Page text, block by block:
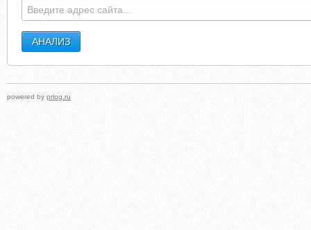
powered by prlog.ru